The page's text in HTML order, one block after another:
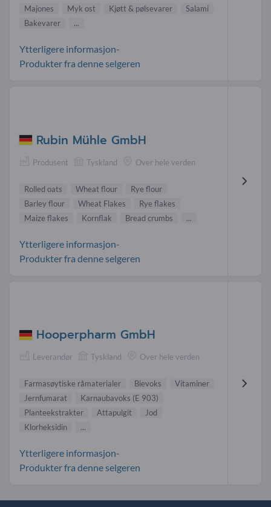
Majones
Myk ost Kjøtt & pølsevarer
Salami
Bakevarer
...
Ytterligere informasjon-
Produkter fra denne selgeren
Rubin Mühle GmbH
Produsent Tyskland Over hele verden
Rolled oats Wheat flour
Rye flour
Barley flour
Wheat Flakes
Rye flakes
Maize flakes
Kornflak Bread crumbs ...
Ytterligere informasjon-
Produkter fra denne selgeren
Hooperpharm GmbH
Leverandør Tyskland Over hele verden
Farmasøytiske råmaterialer Bievoks
Vitaminer
Jernfumarat
Karnaubavoks (E 903)
Planteekstrakter
Attapulgit
Jod
Klorheksidin
...
Ytterligere informasjon-
Produkter fra denne selgeren